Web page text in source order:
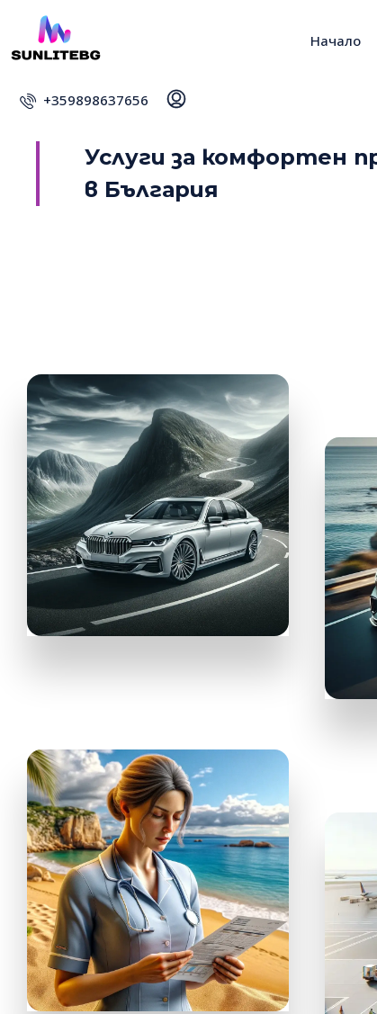
Начало
+359898637656
Услуги за комфортен
в България
НАЕМЕТЕ АВТОМОБИЛ